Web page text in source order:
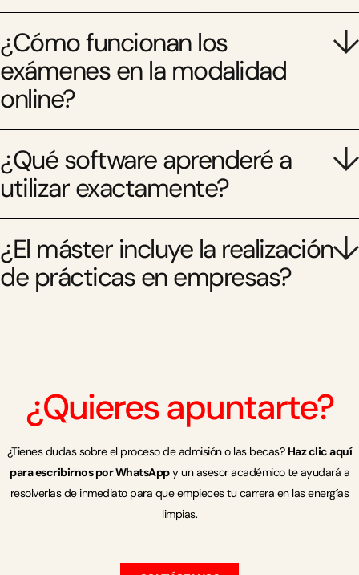
¿Cómo funcionan los
exámenes en la modalidad
online?
¿Qué software aprenderé a
utilizar exactamente?
¿El máster incluye la realización
de prácticas en empresas?
¿Quieres apuntarte?
¿Tienes dudas sobre el proceso de admisión o las becas? Haz clic aquí
para escribirnos por WhatsAppy un asesor académico te ayudará a
resolverlas de inmediato para que empieces tu carrera en las energías
limpias.